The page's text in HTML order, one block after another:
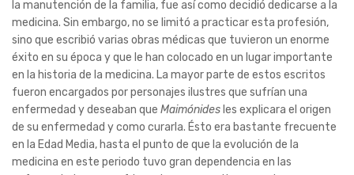
la manutención de la familia, fue así como decidió dedicarse a la
medicina. Sin embargo, no se limitó a practicar esta profesión,
sino que escribió varias obras médicas que tuvieron un enorme
éxito en su época y que le han colocado en un lugar importante
en la historia de la medicina. La mayor parte de estos escritos
fueron encargados por personajes ilustres que sufrían una
enfermedad y deseaban que Maimónides les explicara el origen
de su enfermedad y como curarla. Ésto era bastante frecuente
en la Edad Media, hasta el punto de que la evolución de la
medicina en este periodo tuvo gran dependencia en las